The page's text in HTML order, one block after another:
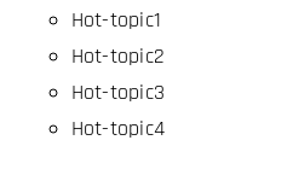
Hot-topic1
Hot-topic2
Hot-topic3
Hot-topic4